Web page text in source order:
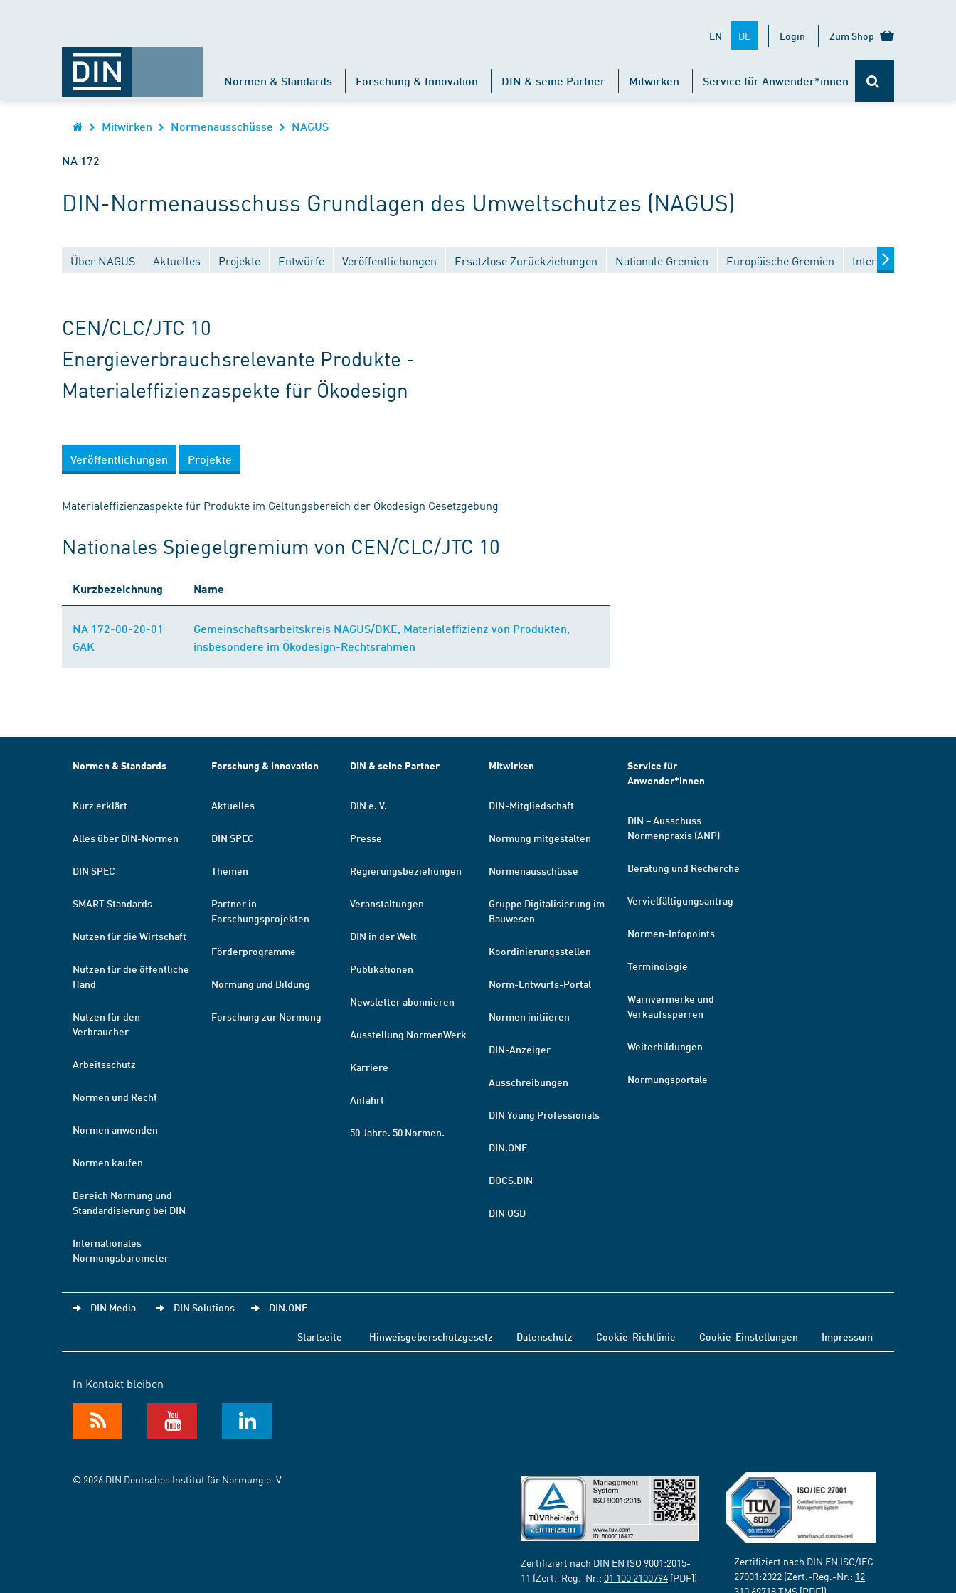
EN DE Login Zum Shop
Normen & Standards Forschung & Innovation DIN & seine Partner Mitwirken Service für Anwender*innen
Mitwirken Normenausschüsse NAGUS
NA 172
DIN-Normenausschuss Grundlagen des Umweltschutzes (NAGUS)
Über NAGUS Aktuelles Projekte Entwürfe Veröffentlichungen Ersatzlose Zurückziehungen Nationale Gremien Europäische Gremien Internationale
CEN/CLC/JTC 10
Energieverbrauchsrelevante Produkte -
Materialeffizienzaspekte für Ökodesign
Veröffentlichungen Projekte
Materialeffizienzaspekte für Produkte im Geltungsbereich der Ökodesign Gesetzgebung
Nationales Spiegelgremium von CEN/CLC/JTC 10
Kurzbezeichnung Name
NA 172-00-20-01
GAK
Gemeinschaftsarbeitskreis NAGUS/DKE, Materialeffizienz von Produkten,
insbesondere im Ökodesign-Rechtsrahmen
Normen & Standards
Kurz erklärt
Alles über DIN-Normen
DIN SPEC
SMART Standards
Nutzen für die Wirtschaft
Nutzen für die öffentliche
Hand
Nutzen für den
Verbraucher
Arbeitsschutz
Normen und Recht
Normen anwenden
Normen kaufen
Bereich Normung und
Standardisierung bei DIN
Internationales
Normungsbarometer
Forschung & Innovation
Aktuelles
DIN SPEC
Themen
Partner in
Forschungsprojekten
Förderprogramme
Normung und Bildung
Forschung zur Normung
DIN & seine Partner
DIN e. V.
Presse
Regierungsbeziehungen
Veranstaltungen
DIN in der Welt
Publikationen
Newsletter abonnieren
Ausstellung NormenWerk
Karriere
Anfahrt
50 Jahre. 50 Normen.
Mitwirken
DIN-Mitgliedschaft
Normung mitgestalten
Normenausschüsse
Gruppe Digitalisierung im
Bauwesen
Koordinierungsstellen
Norm-Entwurfs-Portal
Normen initiieren
DIN-Anzeiger
Ausschreibungen
DIN Young Professionals
DIN.ONE
DOCS.DIN
DIN OSD
Service für
Anwender*innen
DIN – Ausschuss
Normenpraxis (ANP)
Beratung und Recherche
Vervielfältigungsantrag
Normen-Infopoints
Terminologie
Warnvermerke und
Verkaufssperren
Weiterbildungen
Normungsportale
DIN Media DIN Solutions DIN.ONE
Startseite Hinweisgeberschutzgesetz Datenschutz Cookie-Richtlinie Cookie-Einstellungen Impressum
In Kontakt bleiben
© 2026 DIN Deutsches Institut für Normung e. V.
Zertifiziert nach DIN EN ISO 9001:2015-
11 (Zert.-Reg.-Nr.: 01 100 2100794 [PDF])
Zertifiziert nach DIN EN ISO/IEC
27001:2022 (Zert.-Reg.-Nr.: 12